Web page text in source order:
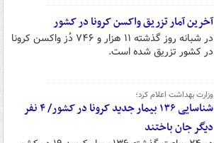
آخرین آمار تزریق واکسن کرونا در کشور
در شبانه روز گذشته ۱۱ هزار و ۷۴۶ دُز واکسن کرونا
در کشور تزریق شده است.
وزارت بهداشت اعلام کرد؛
شناسایی ۱۳۶ بیمار جدید کرونا در کشور/ ۴ نفر
دیگر جان باختند